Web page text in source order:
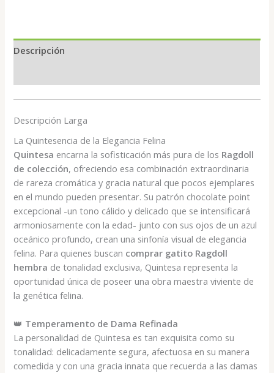
Descripción
Descripción Larga
La Quintesencia de la Elegancia Felina
Quintesa encarna la sofisticación más pura de los Ragdoll
de colección, ofreciendo esa combinación extraordinaria
de rareza cromática y gracia natural que pocos ejemplares
en el mundo pueden presentar. Su patrón chocolate point
excepcional -un tono cálido y delicado que se intensificará
armoniosamente con la edad- junto con sus ojos de un azul
oceánico profundo, crean una sinfonía visual de elegancia
felina. Para quienes buscan comprar gatito Ragdoll
hembra de tonalidad exclusiva, Quintesa representa la
oportunidad única de poseer una obra maestra viviente de
la genética felina.
👑 Temperamento de Dama Refinada
La personalidad de Quintesa es tan exquisita como su
tonalidad: delicadamente segura, afectuosa en su manera
comedida y con una gracia innata que recuerda a las damas